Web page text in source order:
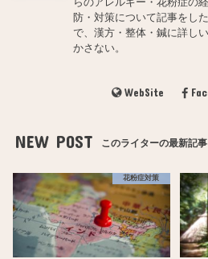
防・対策について記事をし
で、漢方・整体・鍼に詳し
かさない。
WebSite
NEW POST このライターの最新記事
花粉症対策